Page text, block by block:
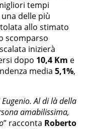
tempi
una delle più
allo stimato
scomparso
inizierà
dopo 10,4 Km e
media 5,1%,
Al di là della
amabilissima,
” racconta Roberto